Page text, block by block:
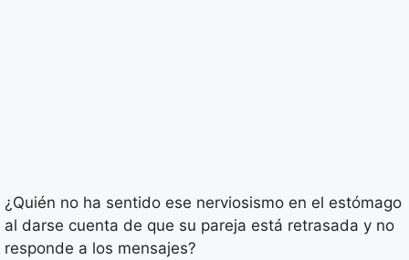
¿Quién no ha sentido ese nerviosismo en el estómago
al darse cuenta de que su pareja está retrasada y no
responde a los mensajes?